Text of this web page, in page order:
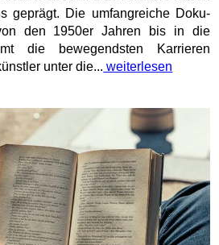
geprägt. Die umfangreiche Doku-
den 1950er Jahren bis in die
die bewegendsten Karrieren
unter die... weiterlesen